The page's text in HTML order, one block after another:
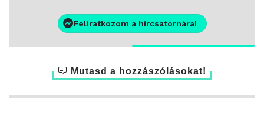
Feliratkozom a hírcsatornára!
Mutasd a hozzászólásokat!